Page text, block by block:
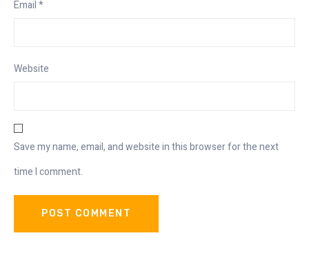
Email*
Website
Save my name, email, and website in this browser for the next
time I comment.